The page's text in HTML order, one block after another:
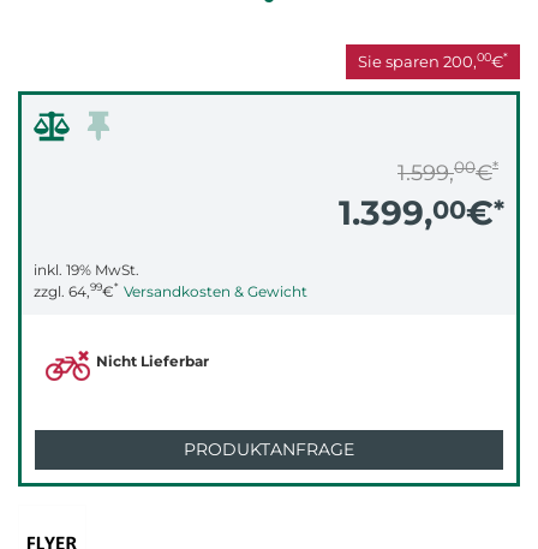
Sie sparen 200,00€*
1.599,00€*
1.399,00€*
inkl. 19% MwSt.
zzgl. 64,99€* Versandkosten & Gewicht
Nicht Lieferbar
PRODUKTANFRAGE